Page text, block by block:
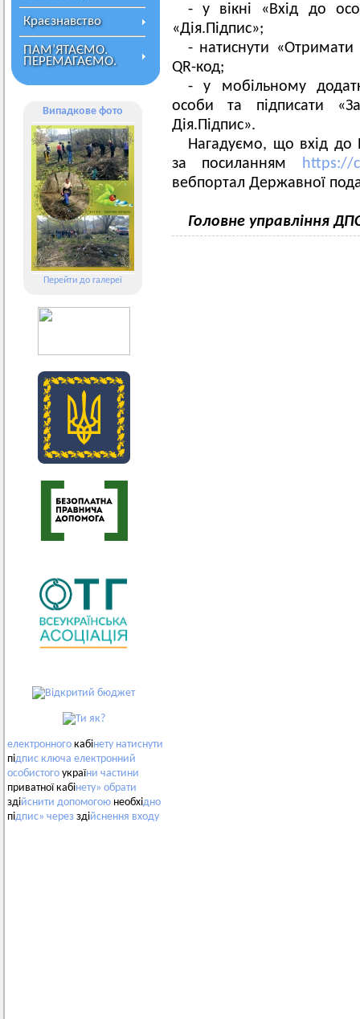
Краєзнавство
ПАМ’ЯТАЄМО.
ПЕРЕМАГАЄМО.
Випадкове фото
Перейти до галереї
електронного кабінету натиснути
підпис ключа електронний
особистого україни частини
приватної кабінету» обрати
здійснити допомогою необхідно
підпис» через здійснення входу
- у вікні «Вхід до
«Дія.Підпис»;
- натиснути «Отримати
QR-код;
- у мобільному
особи та підписати
Дія.Підпис».
Нагадуємо, що вхід до
за посиланням https://
вебпортал Державної
Головне управління